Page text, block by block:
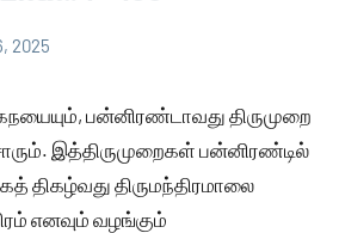
2025
பன்னிரண்டாவது திருமுறை
இத்திருமுறைகள் பன்னிரண்டில்
திகழ்வது திருமந்திரமாலை
எனவும் வழங்கும்